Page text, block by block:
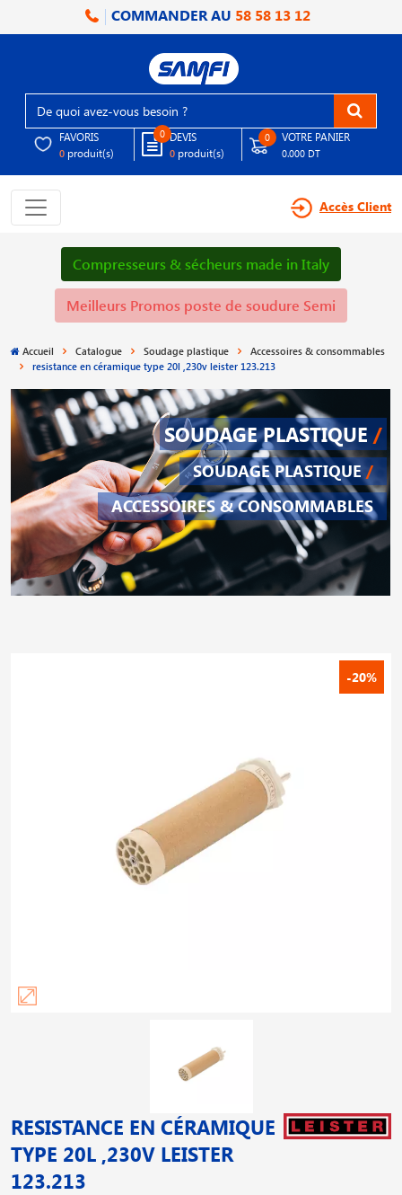
COMMANDER AU 58 58 13 12
FAVORIS
0 produit(s)
0 DEVIS
0 produit(s)
0 VOTRE PANIER
0.000 DT
Accès Client
Compresseurs & sécheurs made in Italy
Meilleurs Promos poste de soudure Semi
Accueil Catalogue Soudage plastique
Accessoires & consommables
resistance en céramique type 20l ,230v leister 123.213
SOUDAGE PLASTIQUE /
SOUDAGE PLASTIQUE /
ACCESSOIRES & CONSOMMABLES
-20%
RESISTANCE EN CÉRAMIQUE
TYPE 20L ,230V LEISTER
123.213